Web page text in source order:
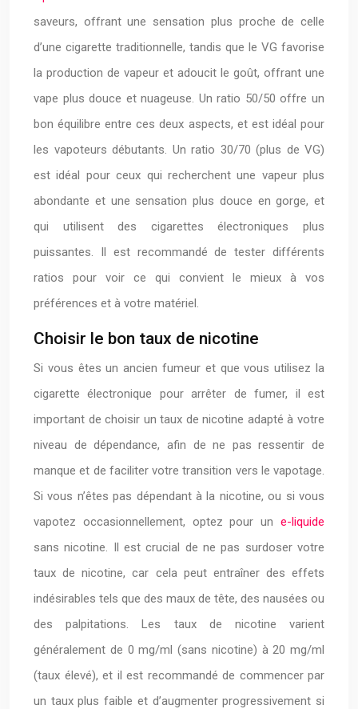
saveurs, offrant une sensation plus proche de celle
d’une cigarette traditionnelle, tandis que le VG favorise
la production de vapeur et adoucit le goût, offrant une
vape plus douce et nuageuse. Un ratio 50/50 offre un
bon équilibre entre ces deux aspects, et est idéal pour
les vapoteurs débutants. Un ratio 30/70 (plus de VG)
est idéal pour ceux qui recherchent une vapeur plus
abondante et une sensation plus douce en gorge, et
qui utilisent des cigarettes électroniques plus
puissantes. Il est recommandé de tester différents
ratios pour voir ce qui convient le mieux à vos
préférences et à votre matériel.
Choisir le bon taux de nicotine
Si vous êtes un ancien fumeur et que vous utilisez la
cigarette électronique pour arrêter de fumer, il est
important de choisir un taux de nicotine adapté à votre
niveau de dépendance, afin de ne pas ressentir de
manque et de faciliter votre transition vers le vapotage.
Si vous n’êtes pas dépendant à la nicotine, ou si vous
vapotez occasionnellement, optez pour un e-liquide
sans nicotine. Il est crucial de ne pas surdoser votre
taux de nicotine, car cela peut entraîner des effets
indésirables tels que des maux de tête, des nausées ou
des palpitations. Les taux de nicotine varient
généralement de 0 mg/ml (sans nicotine) à 20 mg/ml
(taux élevé), et il est recommandé de commencer par
un taux plus faible et d’augmenter progressivement si